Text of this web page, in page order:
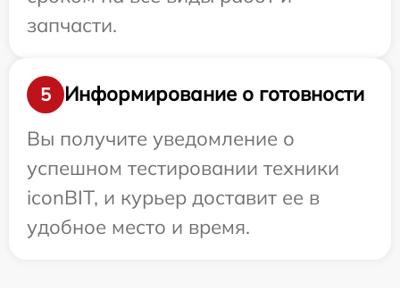
запчасти.
5
Информирование о готовности
Вы получите уведомление о
успешном тестировании техники
iconBIT, и курьер доставит ее в
удобное место и время.